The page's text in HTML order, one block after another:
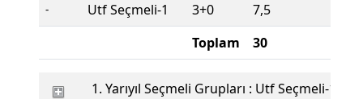
- Utf Seçmeli-1 3+0 7,5
Toplam
30
1. Yarıyıl Seçmeli Grupları : Utf Seçmeli-1